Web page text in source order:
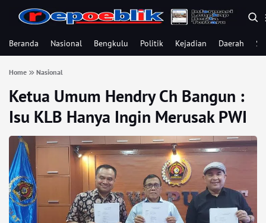
Beranda Nasional Bengkulu Politik Kejadian Daerah
Home Nasional
Ketua Umum Hendry Ch Bangun :
Isu KLB Hanya Ingin Merusak PWI